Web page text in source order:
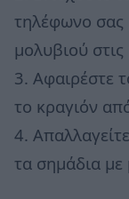
τηλέφωνο σας
μολυβιού
3. Αφαιρέστε
το κραγιόν
4.
τα σημάδια με